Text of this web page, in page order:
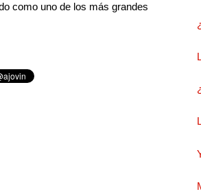
como uno de los más grandes